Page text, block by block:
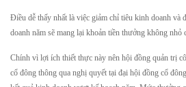
Điều dễ thấy nhất là việc giảm chỉ tiêu kinh doanh và
doanh năm sẽ mang lại khoản tiền thưởng không nhỏ
Chính vì lợi ích thiết thực này nên hội đồng quản trị
cổ đông thông qua nghị quyết tại đại hội đồng cổ